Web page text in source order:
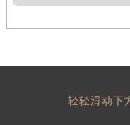
轻轻滑动下